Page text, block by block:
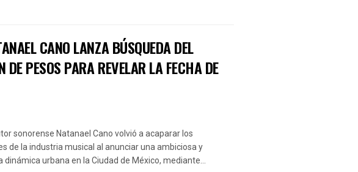
CANO LANZA BÚSQUEDA DEL
PESOS PARA REVELAR LA FECHA DE
sonorense Natanael Cano volvió a acaparar los
de la industria musical al anunciar una ambiciosa y
dinámica urbana en la Ciudad de México, mediante...